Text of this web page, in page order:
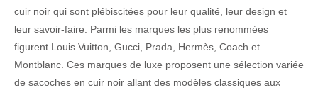
cuir noir qui sont plébiscitées pour leur qualité, leur design et
leur savoir-faire. Parmi les marques les plus renommées
figurent Louis Vuitton, Gucci, Prada, Hermès, Coach et
Montblanc. Ces marques de luxe proposent une sélection variée
de sacoches en cuir noir allant des modèles classiques aux